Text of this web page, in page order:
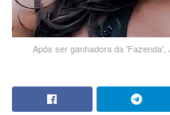
Após ser ganhadora da 'Fazenda',